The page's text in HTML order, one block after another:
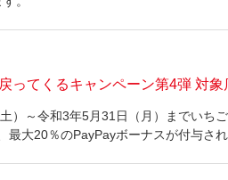
ってくるキャンペーン第4弾 対象
）～令和3年5月31日（月）までいち
最大20％のPayPayボーナスが付与さ